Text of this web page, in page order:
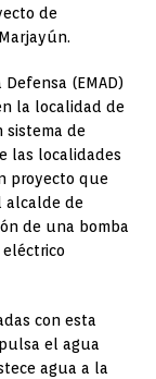
de
(EMAD)
la localidad de
sistema de
las localidades
proyecto que
alcalde de
de una bomba
con esta
el agua
agua a la